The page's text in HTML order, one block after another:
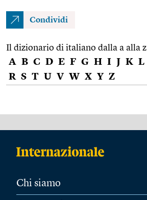
Condividi
Il dizionario di italiano dalla a alla z
A B C D E F G H I J K L
R S T U V W X Y Z
Chi siamo